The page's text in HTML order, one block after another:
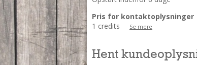
Pris for kontaktoplysninger
1 credits
Se mere
Hent